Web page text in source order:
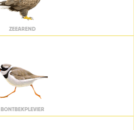
ZEEAREND
BONTBEKPLEVIER